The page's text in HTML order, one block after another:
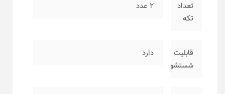
تعداد
تکه
۲ عدد
قابلیت
شستشو
دارد